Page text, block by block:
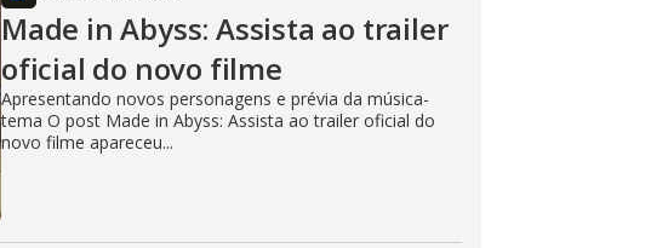
Made in Abyss: Assista ao trailer
oficial do novo filme
Apresentando novos personagens e prévia da música-
tema O post Made in Abyss: Assista ao trailer oficial do
novo filme apareceu...